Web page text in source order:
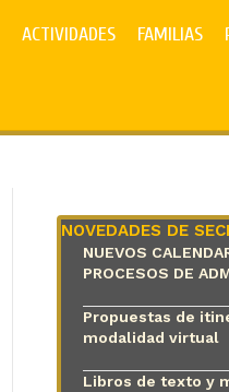
ACTIVIDADES FAMILIAS
NOVEDADES DE
NUEVOS
PROCESOS DE
Propuestas de
modalidad virtual
Libros de texto y